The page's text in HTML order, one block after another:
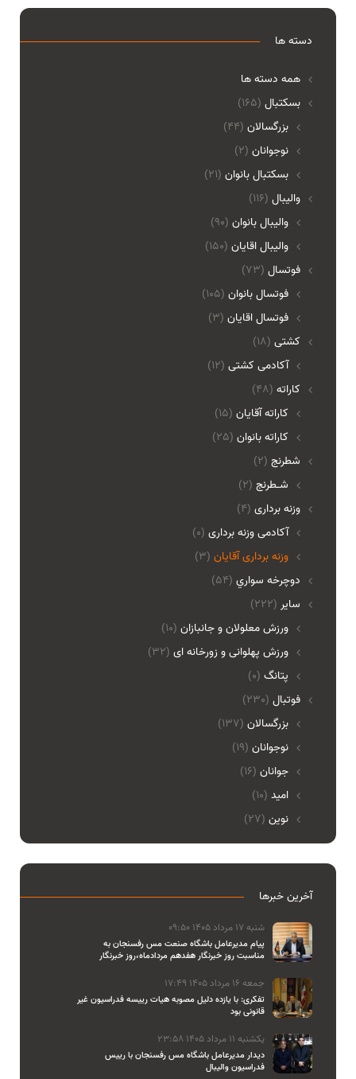
دسته ها
همه دسته ها
(165) بسکتبال
بزرگسالان (44)
نوجوانان (2)
بسکتبال بانوان (21)
(116) والیبال
واليبال بانوان (90)
واليبال اقايان (150)
(73) فوتسال
فوتسال بانوان (105)
فوتسال اقايان (3)
(18) کشتی
آکادمی کشتی (12)
(48) کاراته
کاراته آقایان (15)
کاراته بانوان (25)
(2) شطرنج
شـطرنج (2)
(4) وزنه برداری
آکادمی وزنه برداری (0)
وزنه برداری آقایان (3)
(54) دوچرخه سواري
(222) ساير
ورزش معلولان و جانبازان (10)
ورزش پهلوانی و زورخانه ای (32)
پتانگ (0)
(230) فوتبال
بزرگسالان (137)
نوجوانان (19)
جوانان (16)
امید (10)
نوین (27)
آخرین خبرها
شنبه 17 مرداد 1405 09:50
پیام مدیرعامل باشگاه صنعت مس رفسنجان به
مناسبت روز خبرنگار هفدهم مردادماه،روز خبرنگار
جمعه 16 مرداد 1405 17:49
تفکری: با یازده دلیل مصوبه هیات رییسه فدراسیون غیر
قانونی بود
یکشنبه 11 مرداد 1405 23:58
دیدار مدیرعامل باشگاه مس رفسنجان با رییس
فدراسیون والیبال